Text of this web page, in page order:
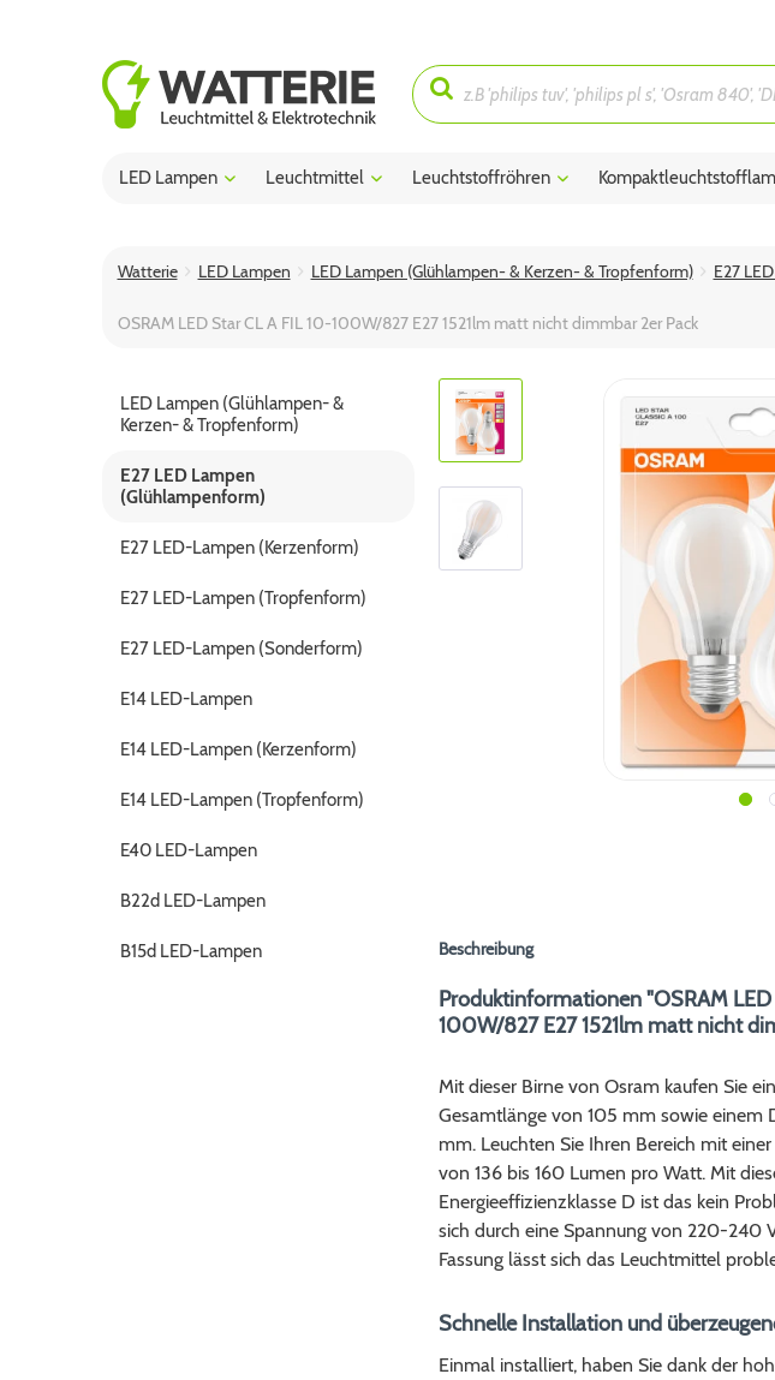
LED Lampen Leuchtmittel Leuchtstoffröhren
Watterie LED Lampen LED Lampen (Glühlampen- & Kerzen- & Tropfenform) E27
OSRAM LED Star CL A FIL 10-100W/827 E27 1521lm matt nicht dimmbar 2er Pack
LED Lampen (Glühlampen- &
Kerzen- & Tropfenform)
E27 LED Lampen
(Glühlampenform)
E27 LED-Lampen (Kerzenform)
E27 LED-Lampen (Tropfenform)
E27 LED-Lampen (Sonderform)
E14 LED-Lampen
E14 LED-Lampen (Kerzenform)
E14 LED-Lampen (Tropfenform)
E40 LED-Lampen
B22d LED-Lampen
B15d LED-Lampen Beschreibung
Produktinformationen "OSRAM LED
100W/827 E27 1521lm matt nicht
Mit dieser Birne von Osram kaufen Sie
Gesamtlänge von 105 mm sowie einem
mm. Leuchten Sie Ihren Bereich mit
von 136 bis 160 Lumen pro Watt. Mit
Energieeffizienzklasse D ist das kein
sich durch eine Spannung von 220-240
Fassung lässt sich das Leuchtmittel
Schnelle Installation und
Einmal installiert, haben Sie dank der